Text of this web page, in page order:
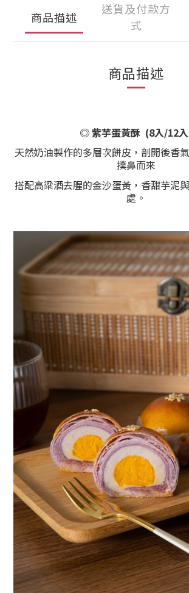
商品描述
送貨及付款方
式
商品描述
◎ 紫芋蛋黃酥 (8入/12
天然奶油製作的多層次餅皮，剖開後香
撲鼻而來
搭配高粱酒去腥的金沙蛋黃，香甜芋泥
處。